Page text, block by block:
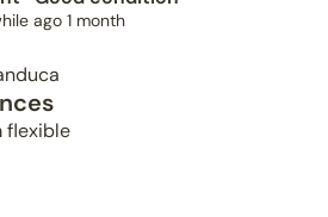
ago 1 month
flexible